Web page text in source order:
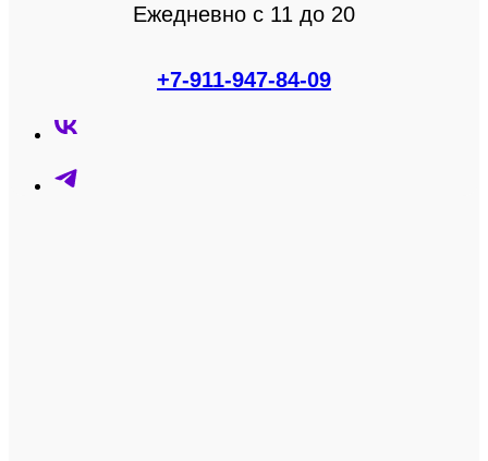
Ежедневно с 11 до 20
+7-911-947-84-09